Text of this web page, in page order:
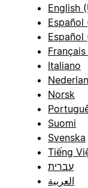
English
Español
Español
Italiano
Norsk
Suomi
Svenska
Tiếng
עברית
العربية